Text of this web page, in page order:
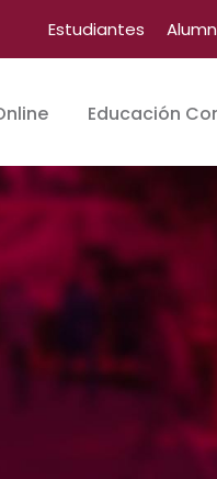
Estudiantes
Educación